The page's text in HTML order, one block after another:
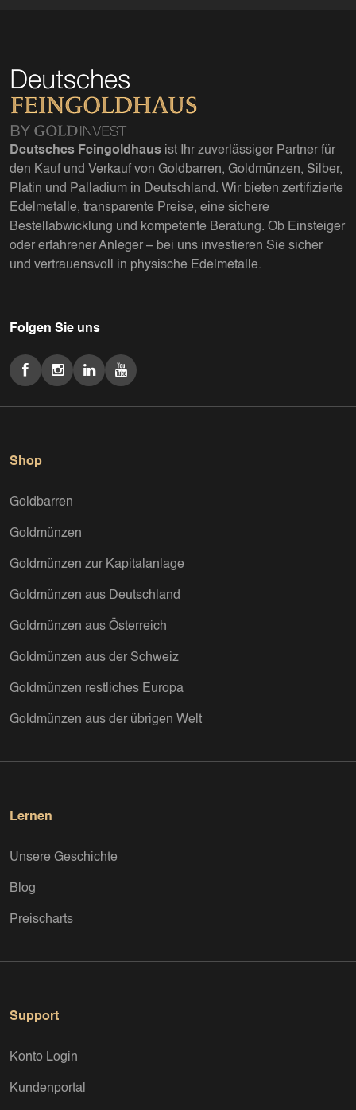
Deutsches Feingoldhaus ist Ihr zuverlässiger Partner für
den Kauf und Verkauf von Goldbarren, Goldmünzen, Silber,
Platin und Palladium in Deutschland. Wir bieten zertifizierte
Edelmetalle, transparente Preise, eine sichere
Bestellabwicklung und kompetente Beratung. Ob Einsteiger
oder erfahrener Anleger – bei uns investieren Sie sicher
und vertrauensvoll in physische Edelmetalle.
Folgen Sie uns
Shop
Goldbarren
Goldmünzen
Goldmünzen zur Kapitalanlage
Goldmünzen aus Deutschland
Goldmünzen aus Österreich
Goldmünzen aus der Schweiz
Goldmünzen restliches Europa
Goldmünzen aus der übrigen Welt
Lernen
Unsere Geschichte
Blog
Preischarts
Support
Konto Login
Kundenportal